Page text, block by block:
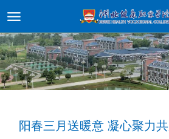
阳春三月送暖意 凝心聚力